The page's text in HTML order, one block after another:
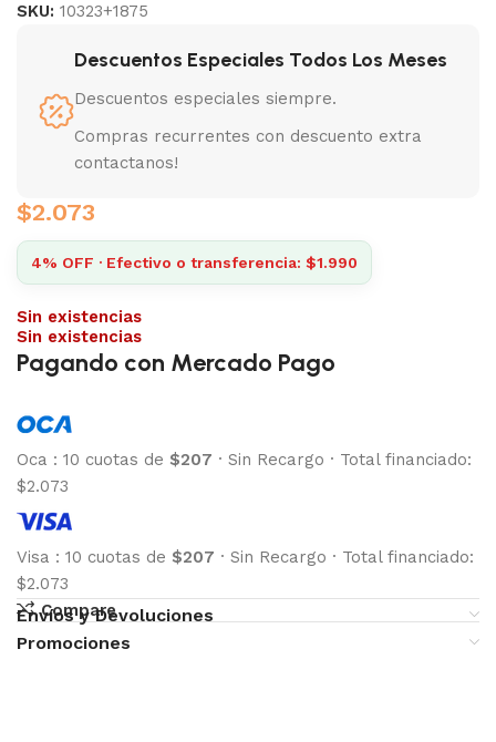
SKU: 10323+1875
Descuentos Especiales Todos Los Meses
Descuentos especiales siempre.
Compras recurrentes con descuento extra
contactanos!
$2.073
4% OFF · Efectivo o transferencia: $1.990
Sin existencias
Sin existencias
Pagando con Mercado Pago
Oca : 10 cuotas de $207 · Sin Recargo · Total financiado:
$2.073
Visa : 10 cuotas de $207 · Sin Recargo · Total financiado:
$2.073
Compare
Envíos y Devoluciones
Promociones